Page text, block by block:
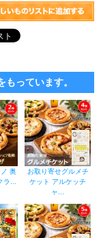
っています。
奥
...
お取り寄せグルメチ
ケット アルケッチ
ャ...